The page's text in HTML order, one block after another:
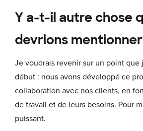
Y a-t-il autre chose
devrions
Je voudrais revenir sur un point que
début : nous avons développé ce
collaboration avec nos clients, en
de travail et de leurs besoins. Pour
puissant.